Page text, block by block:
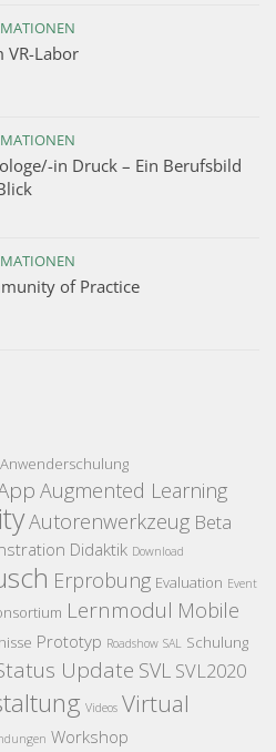
VR-Labor
in Druck – Ein Berufsbild
of Practice
Anwenderschulung
Augmented Learning
Autorenwerkzeug Beta
Didaktik Download
Erprobung Evaluation Event
Lernmodul Mobile
Prototyp Roadshow SAL Schulung
Update SVL SVL2020
Videos Virtual
Workshop